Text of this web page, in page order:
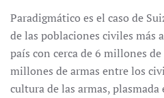
Paradigmático es el caso de
de las poblaciones civiles más
país con cerca de 6 millones
millones de armas entre los
cultura de las armas,